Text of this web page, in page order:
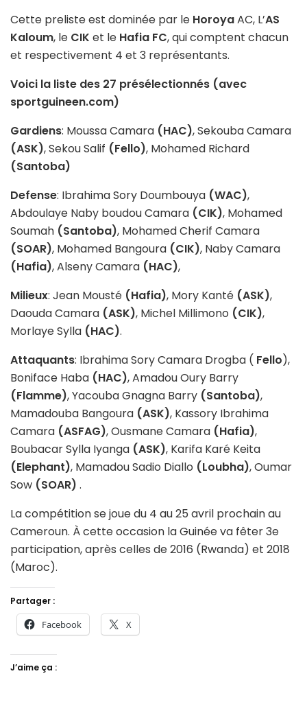
Cette preliste est dominée par le HoroyaAC, L’AS
Kaloum, le CIK et le Hafia FC, qui comptent chacun
et respectivement 4 et 3 représentants.
Voici la liste des 27 présélectionnés (avec
sportguineen.com)
Gardiens: Moussa Camara (HAC), Sekouba Camara
(ASK), Sekou Salif (Fello), Mohamed Richard
(Santoba)
Defense: Ibrahima Sory Doumbouya (WAC),
Abdoulaye Naby boudou Camara (CIK), Mohamed
Soumah (Santoba), Mohamed Cherif Camara
(SOAR), Mohamed Bangoura (CIK), Naby Camara
(Hafia), Alseny Camara (HAC),
Milieux: Jean Mousté (Hafia), Mory Kanté (ASK),
Daouda Camara (ASK), Michel Millimono (CIK),
Morlaye Sylla (HAC).
Attaquants: Ibrahima Sory Camara Drogba ( Fello),
Boniface Haba (HAC), Amadou Oury Barry
(Flamme), Yacouba Gnagna Barry (Santoba),
Mamadouba Bangoura (ASK), Kassory Ibrahima
Camara (ASFAG), Ousmane Camara (Hafia),
Boubacar Sylla Iyanga (ASK), Karifa Karé Keita
(Elephant), Mamadou Sadio Diallo (Loubha), Oumar
Sow (SOAR) .
La compétition se joue du 4 au 25 avril prochain au
Cameroun. À cette occasion la Guinée va fêter 3e
participation, après celles de 2016 (Rwanda) et 2018
(Maroc).
Partager :
Facebook X
J’aime ça :